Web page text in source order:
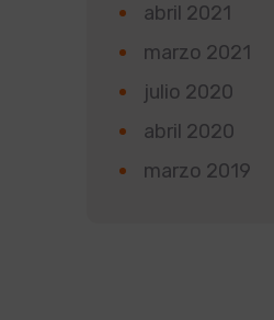
abril 2021
marzo 2021
julio 2020
abril 2020
marzo 2019